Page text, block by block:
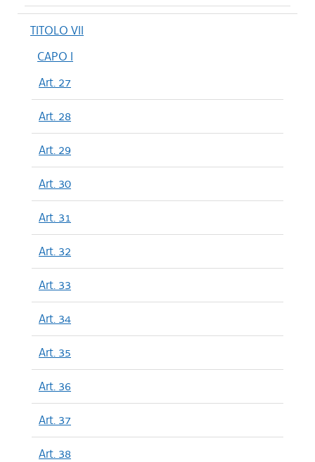
TITOLO VII
CAPO I
Art. 27
Art. 28
Art. 29
Art. 30
Art. 31
Art. 32
Art. 33
Art. 34
Art. 35
Art. 36
Art. 37
Art. 38